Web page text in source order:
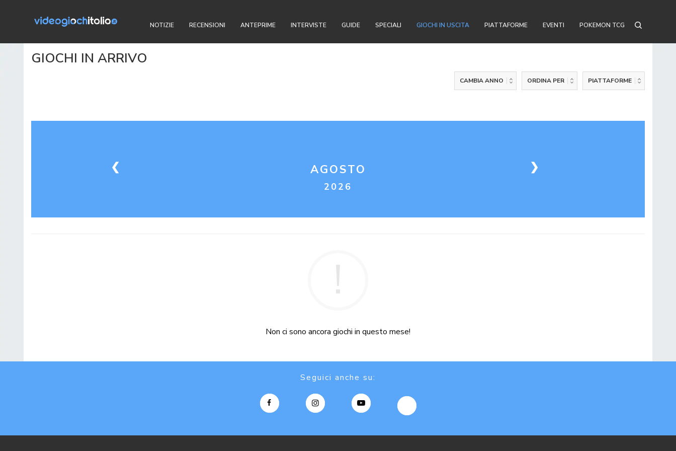
NOTIZIE RECENSIONI ANTEPRIME INTERVISTE GUIDE SPECIALI GIOCHI IN USCITA PIATTAFORME EVENTI POKEMON TCG
GIOCHI IN ARRIVO
CAMBIA ANNO ORDINA PER PIATTAFORME
❮ ❯
AGOSTO
2026
Non ci sono ancora giochi in questo mese!
Seguici anche su: